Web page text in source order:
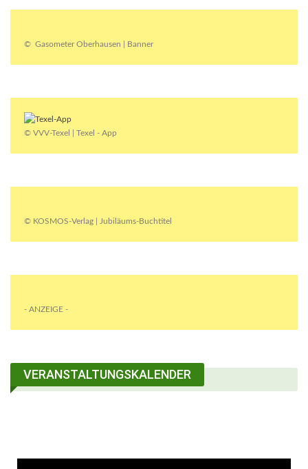
© Gasometer Oberhausen | Banner
© VVV-Texel | Texel - App
© KOSMOS-Verlag | Jubiläums-Buchtitel
- ANZEIGE -
VERANSTALTUNGSKALENDER